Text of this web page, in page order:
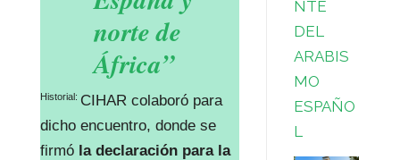
norte de
África”
Historial: CIHAR colaboró para
dicho encuentro, donde se
firmó la declaración para la
NTE
DEL
ARABIS
MO
ESPAÑO
L